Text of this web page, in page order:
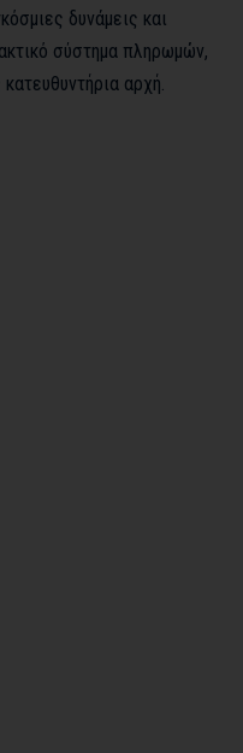
δυνάμεις και
σύστημα πληρωμών,
αρχή.